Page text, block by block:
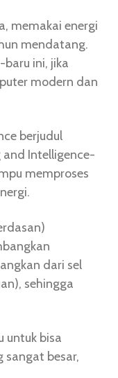
memakai energi
mendatang.
baru ini, jika
modern dan
berjudul
and Intelligence-
memproses
dari sel
sehingga
untuk bisa
sangat besar,